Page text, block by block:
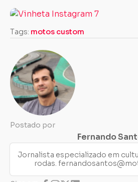
Tags: motos custom
Postado por
Fernando
Jornalista especializado em
rodas.